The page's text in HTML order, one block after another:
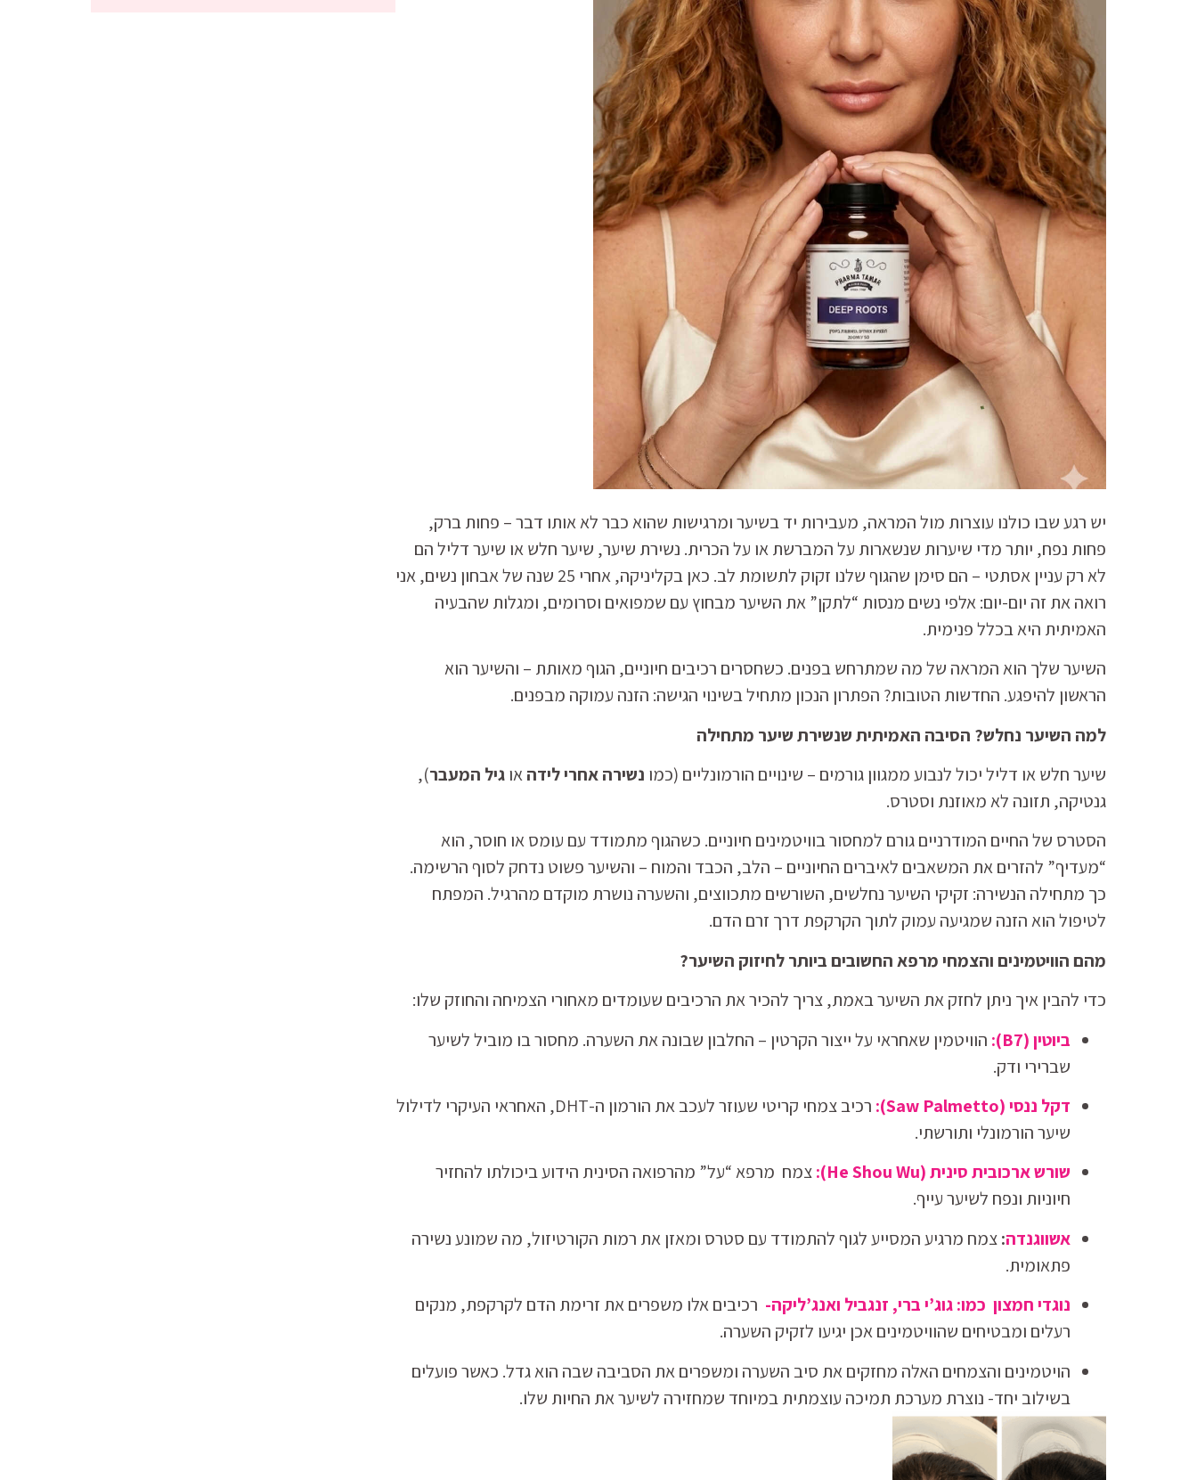
יש רגע שבו כולנו עוצרות מול המראה, מעבירות יד בשיער ומרגישות שהוא כבר לא אותו דבר – פחות ברק,
פחות נפח, יותר מדי שיערות שנשארות על המברשת או על הכרית. נשירת שיער, שיער חלש או שיער דליל הם
לא רק עניין אסתטי – הם סימן שהגוף שלנו זקוק לתשומת לב. כאן בקליניקה, אחרי 25 שנה של אבחון נשים, אני
רואה את זה יום-יום: אלפי נשים מנסות “לתקן” את השיער מבחוץ עם שמפואים וסרומים, ומגלות שהבעיה
האמיתית היא בכלל פנימית.
השיער שלך הוא המראה של מה שמתרחש בפנים. כשחסרים רכיבים חיוניים, הגוף מאותת – והשיער הוא
הראשון להיפגע. החדשות הטובות? הפתרון הנכון מתחיל בשינוי הגישה: הזנה עמוקה מבפנים.
למה השיער נחלש? הסיבה האמיתית שנשירת שיער מתחילה
שיער חלש או דליל יכול לנבוע ממגוון גורמים – שינויים הורמונליים (כמו נשירה אחרי לידהאוגיל המעבר),
גנטיקה, תזונה לא מאוזנת וסטרס.
הסטרס של החיים המודרניים גורם למחסור בוויטמינים חיוניים. כשהגוף מתמודד עם עומס או חוסר, הוא
“מעדיף” להזרים את המשאבים לאיברים החיוניים – הלב, הכבד והמוח – והשיער פשוט נדחק לסוף הרשימה.
כך מתחילה הנשירה: זקיקי השיער נחלשים, השורשים מתכווצים, והשערה נושרת מוקדם מהרגיל. המפתח
לטיפול הוא הזנה שמגיעה עמוק לתוך הקרקפת דרך זרם הדם.
מהם הוויטמינים והצמחי מרפא החשובים ביותר לחיזוק השיער?
כדי להבין איך ניתן לחזק את השיער באמת, צריך להכיר את הרכיבים שעומדים מאחורי הצמיחה והחוזק שלו:
ביוטין (B7):
הוויטמין שאחראי על ייצור הקרטין – החלבון שבונה את השערה. מחסור בו מוביל לשיער
שברירי ודק.
דקל ננסי (Saw Palmetto):
רכיב צמחי קריטי שעוזר לעכב את הורמון ה-DHT, האחראי העיקרי לדילול
שיער הורמונלי ותורשתי.
שורש ארכובית סינית (He Shou Wu):
צמח מרפא “על” מהרפואה הסינית הידוע ביכולתו להחזיר
חיוניות ונפח לשיער עייף.
אשווגנדה:צמח מרגיע המסייע לגוף להתמודד עם סטרס ומאזן את רמות הקורטיזול, מה שמונע נשירה
פתאומית.
נוגדי חמצון כמו: גוג’י ברי, זנגביל ואנג’ליקה- רכיבים אלו משפרים את זרימת הדם לקרקפת, מנקים
רעלים ומבטיחים שהוויטמינים אכן יגיעו לזקיק השערה.
הויטמינים והצמחים האלה מחזקים את סיב השערה ומשפרים את הסביבה שבה הוא גדל. כאשר פועלים
בשילוב יחד- נוצרת מערכת תמיכה עוצמתית במיוחד שמחזירה לשיער את החיות שלו.